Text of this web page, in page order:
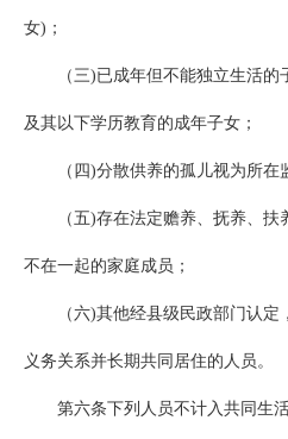
女)；
（三)已成年但不能独立生活
及其以下学历教育的成年子女；
（四)分散供养的孤儿视为所在
（五)存在法定赡养、抚养、
不在一起的家庭成员；
（六)其他经县级民政部门认
义务关系并长期共同居住的人员。
第六条下列人员不计入共同生